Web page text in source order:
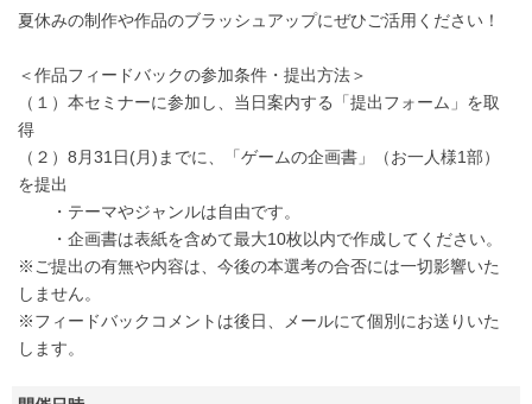
夏休みの制作や作品のブラッシュアップにぜひご活用ください！
＜作品フィードバックの参加条件・提出方法＞
（１）本セミナーに参加し、当日案内する「提出フォーム」を取
得
（２）8月31日(月)までに、「ゲームの企画書」（お一人様1部）
を提出
・テーマやジャンルは自由です。
・企画書は表紙を含めて最大10枚以内で作成してください。
※ご提出の有無や内容は、今後の本選考の合否には一切影響いた
しません。
※フィードバックコメントは後日、メールにて個別にお送りいた
します。